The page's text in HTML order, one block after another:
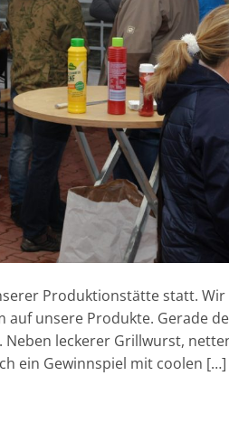
Produktionstätte statt. Wir
unsere Produkte. Gerade
Neben leckerer Grillwurst,
ein Gewinnspiel mit coolen […]